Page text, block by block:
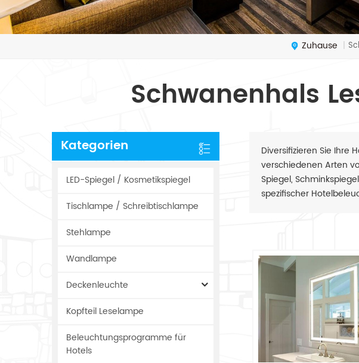
Zuhause |
Schwanenhals
Kategorien
LED-Spiegel / Kosmetikspiegel
Tischlampe / Schreibtischlampe
Stehlampe
Wandlampe
Deckenleuchte
Kopfteil Leselampe
Beleuchtungsprogramme für
Hotels
Diversifizieren Sie Ihre
verschiedenen Arten
Spiegel,
spezifischer